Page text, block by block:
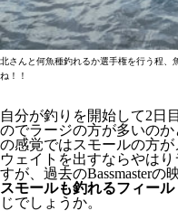
北さんと何魚種釣れるか選手権を行う程、
ね！！
自分が釣りを開始して2日
のでラージの方が多いの
の感覚ではスモールの方が
ウェイトを出すならやは
すが、過去のBassmasterの
スモールも釣れるフィール
じでしょうか。